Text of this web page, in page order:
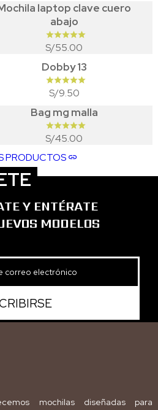
laptop clave cuero
abajo
S/55.00
Dobby 13
S/9.50
Bag mg malla
S/45.00
PRODUCTOS
Y ENTÉRATE
MODELOS
mochilas diseñadas para